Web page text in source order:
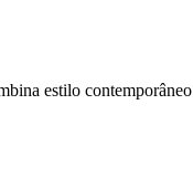
estilo